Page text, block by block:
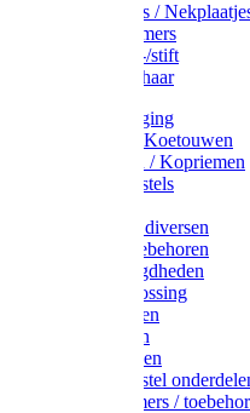
Halsplaatjes /
Kokernummers
Merkspray-/stift
Veemerkschaar
Uierverzorging
Halsters & Koetouwen
Halsriemen / Kopriemen
Koerugborstels
Koe / Stier diversen
Melkers toebehoren
Stalbenodigdheden
Kalververlossing
Stierenringen
Onthoornen
Kalverflessen
Koerugborstel
Kalveremmers /